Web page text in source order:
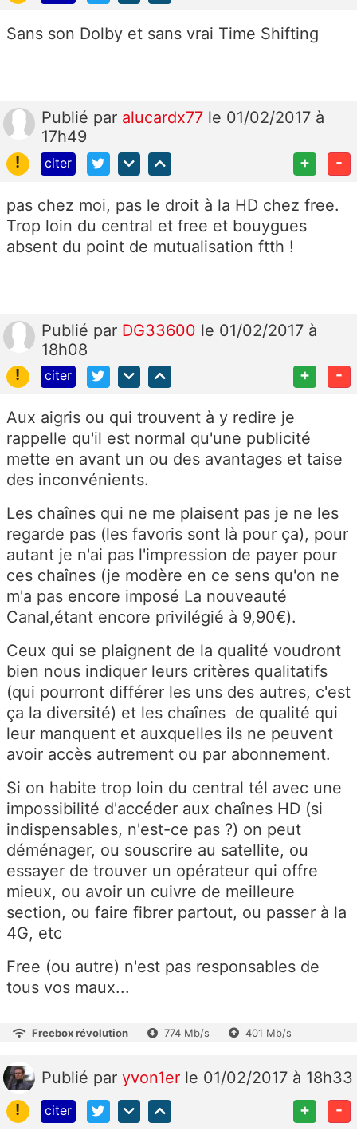
Sans son Dolby et sans vrai Time Shifting
Publié par alucardx77 le 01/02/2017 à
17h49
!
citer + -
pas chez moi, pas le droit à la HD chez free.
Trop loin du central et free et bouygues
absent du point de mutualisation ftth !
Publié par DG33600 le 01/02/2017 à
18h08
!
citer + -
Aux aigris ou qui trouvent à y redire je
rappelle qu'il est normal qu'une publicité
mette en avant un ou des avantages et taise
des inconvénients.
Les chaînes qui ne me plaisent pas je ne les
regarde pas (les favoris sont là pour ça), pour
autant je n'ai pas l'impression de payer pour
ces chaînes (je modère en ce sens qu'on ne
m'a pas encore imposé La nouveauté
Canal,étant encore privilégié à 9,90€).
Ceux qui se plaignent de la qualité voudront
bien nous indiquer leurs critères qualitatifs
(qui pourront différer les uns des autres, c'est
ça la diversité) et les chaînes de qualité qui
leur manquent et auxquelles ils ne peuvent
avoir accès autrement ou par abonnement.
Si on habite trop loin du central tél avec une
impossibilité d'accéder aux chaînes HD (si
indispensables, n'est-ce pas ?) on peut
déménager, ou souscrire au satellite, ou
essayer de trouver un opérateur qui offre
mieux, ou avoir un cuivre de meilleure
section, ou faire fibrer partout, ou passer à la
4G, etc
Free (ou autre) n'est pas responsables de
tous vos maux...
Freebox révolution 774 Mb/s 401 Mb/s
Publié par yvon1er le 01/02/2017 à 18h33
!
citer + -